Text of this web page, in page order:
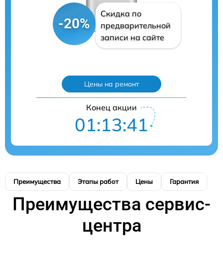
-20%
Скидка по
предварительной
записи на сайте
Цены на ремонт
Конец акции
01:13:40
Преимущества Этапы работ Цены Гарантия
Преимущества сервис-
центра